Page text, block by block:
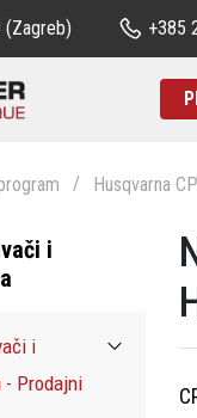
(Zagreb) +385
Husqvarna CP
i
i
Prodajni